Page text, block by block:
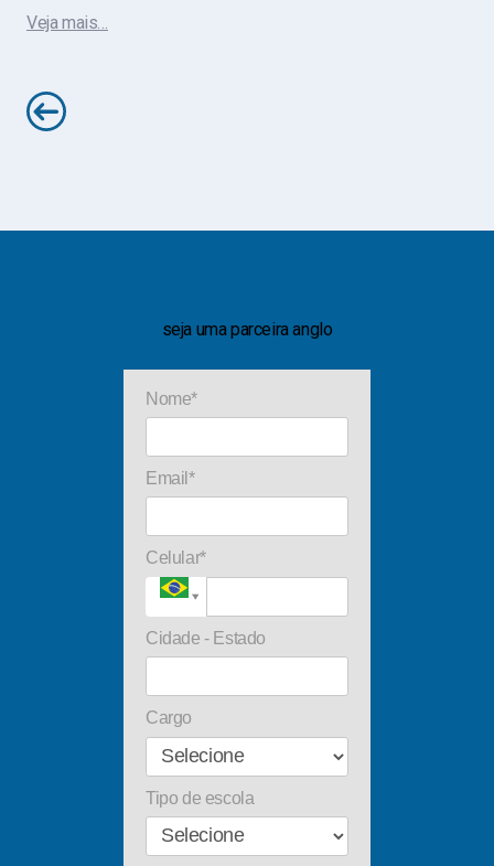
Veja mais…
seja uma parceira anglo
Nome*
Email*
Celular*
Cidade - Estado
Cargo
Tipo de escola